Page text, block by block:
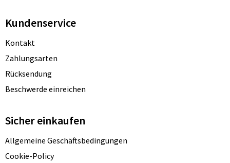
Kundenservice
Kontakt
Zahlungsarten
Rücksendung
Beschwerde einreichen
Sicher einkaufen
Allgemeine Geschäftsbedingungen
Cookie-Policy